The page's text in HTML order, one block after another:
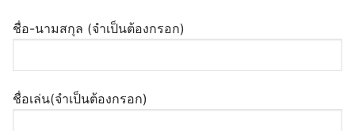
ชื่อ-นามสกุล (จำเป็นต้องกรอก)
ชื่อเล่น(จำเป็นต้องกรอก)